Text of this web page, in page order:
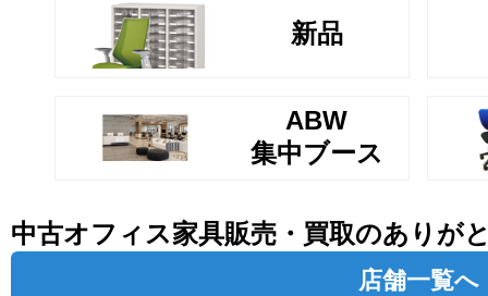
新品
ABW
集中ブース
中古オフィス家具販売・買取のありが
店舗一覧へ